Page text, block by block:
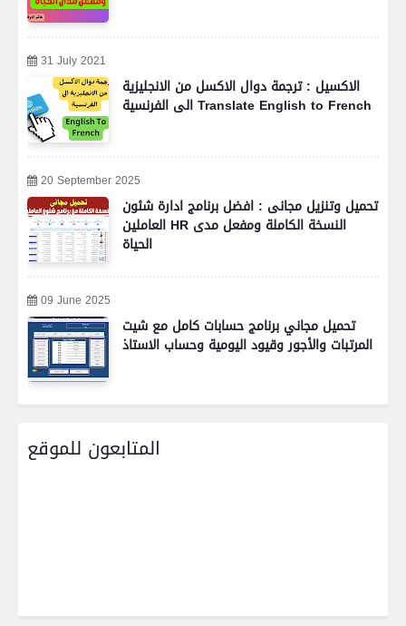
31 July 2021
الاكسيل : ترجمة دوال الاكسل من الانجليزية
الى الفرنسية Translate English to French
20 September 2025
تحميل وتنزيل مجانى : افضل برنامج ادارة شئون
العاملين HR النسخة الكاملة ومفعل مدى
الحياة
09 June 2025
تحميل مجاني برنامج حسابات كامل مع شيت
المرتبات والأجور وقيود اليومية وحساب الاستاذ
المتابعون للموقع